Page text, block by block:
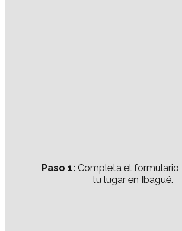
Paso 1: Completa el formulario
tu lugar en Ibagué.